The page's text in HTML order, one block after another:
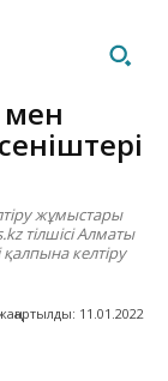
жұмыстары
тілшісі Алматы
келтіру
11.01.2022